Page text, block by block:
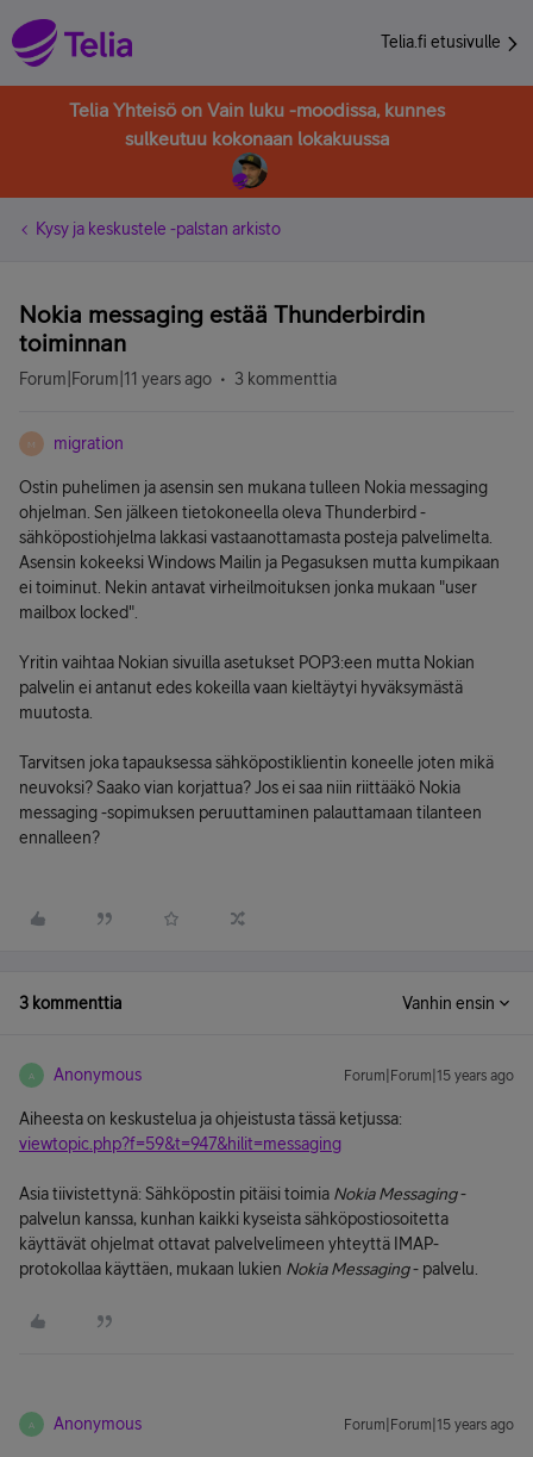
Telia.fi etusivulle
Telia Yhteisö on Vain luku -moodissa, kunnes
sulkeutuu kokonaan lokakuussa
Kysy ja keskustele -palstan arkisto
Nokia messaging estää Thunderbirdin
toiminnan
Forum|Forum|11 years ago 3 kommenttia
M migration
Ostin puhelimen ja asensin sen mukana tulleen Nokia messaging
ohjelman. Sen jälkeen tietokoneella oleva Thunderbird -
sähköpostiohjelma lakkasi vastaanottamasta posteja palvelimelta.
Asensin kokeeksi Windows Mailin ja Pegasuksen mutta kumpikaan
ei toiminut. Nekin antavat virheilmoituksen jonka mukaan "user
mailbox locked".
Yritin vaihtaa Nokian sivuilla asetukset POP3:een mutta Nokian
palvelin ei antanut edes kokeilla vaan kieltäytyi hyväksymästä
muutosta.
Tarvitsen joka tapauksessa sähköpostiklientin koneelle joten mikä
neuvoksi? Saako vian korjattua? Jos ei saa niin riittääkö Nokia
messaging -sopimuksen peruuttaminen palauttamaan tilanteen
ennalleen?
3 kommenttia Vanhin ensin
A Anonymous Forum|Forum|15 years ago
Aiheesta on keskustelua ja ohjeistusta tässä ketjussa:
viewtopic.php?f=59&t=947&hilit=messaging
Asia tiivistettynä: Sähköpostin pitäisi toimia Nokia Messaging-
palvelun kanssa, kunhan kaikki kyseista sähköpostiosoitetta
käyttävät ohjelmat ottavat palvelvelimeen yhteyttä IMAP-
protokollaa käyttäen, mukaan lukien Nokia Messaging- palvelu.
A Anonymous Forum|Forum|15 years ago